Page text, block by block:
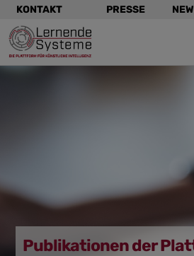
Zur
Navigation
springen
Zum
Hauptinhalt
springen
Zum
Footer
springen
KONTAKT PRESSE
Publikationen der